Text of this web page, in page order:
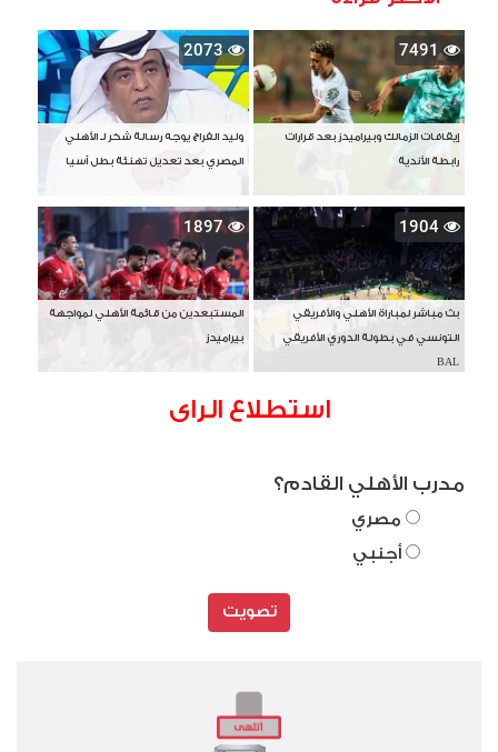
7491
إيقافات الزمالك وبيراميدز بعد قرارات
رابطة الأندية
2073
وليد الفراج يوجه رسالة شكر لـ الأهلي
المصري بعد تعديل تهنئة بطل آسيا
1904
بث مباشر لمباراة الأهلي والأفريقي
التونسي في بطولة الدوري الأفريقي
BAL
1897
المستبعدين من قائمة الأهلي لمواجهة
بيراميدز
استطلاع الراى
مدرب الأهلي القادم؟
مصري
أجنبي
تصويت